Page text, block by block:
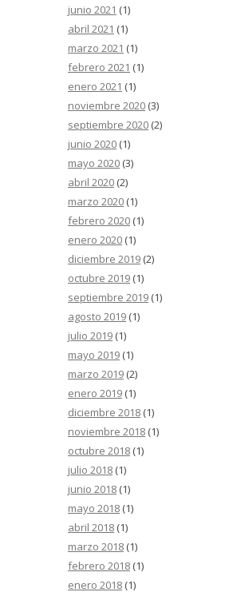
junio 2021 (1)
abril 2021 (1)
marzo 2021 (1)
febrero 2021 (1)
enero 2021 (1)
noviembre 2020 (3)
septiembre 2020 (2)
junio 2020 (1)
mayo 2020 (3)
abril 2020 (2)
marzo 2020 (1)
febrero 2020 (1)
enero 2020 (1)
diciembre 2019 (2)
octubre 2019 (1)
septiembre 2019 (1)
agosto 2019 (1)
julio 2019 (1)
mayo 2019 (1)
marzo 2019 (2)
enero 2019 (1)
diciembre 2018 (1)
noviembre 2018 (1)
octubre 2018 (1)
julio 2018 (1)
junio 2018 (1)
mayo 2018 (1)
abril 2018 (1)
marzo 2018 (1)
febrero 2018 (1)
enero 2018 (1)